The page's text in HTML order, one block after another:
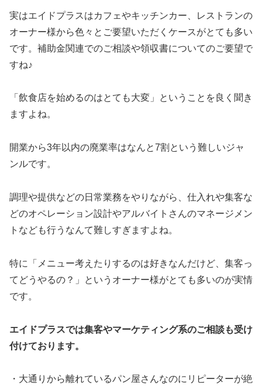
実はエイドプラスはカフェやキッチンカー、レストランの
オーナー様から色々とご要望いただくケースがとても多い
です。補助金関連でのご相談や領収書についてのご要望で
すね♪
「飲食店を始めるのはとても大変」ということを良く聞き
ますよね。
開業から3年以内の廃業率はなんと7割という難しいジャ
ンルです。
調理や提供などの日常業務をやりながら、仕入れや集客な
どのオペレーション設計やアルバイトさんのマネージメン
トなども行うなんて難しすぎますよね。
特に「メニュー考えたりするのは好きなんだけど、集客っ
てどうやるの？」というオーナー様がとても多いのが実情
です。
エイドプラスでは集客やマーケティング系のご相談も受け
付けております。
・大通りから離れているパン屋さんなのにリピーターが絶